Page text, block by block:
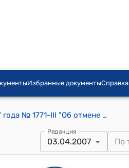
Избранные документыСправка
Постановление Жогорку Кенеша КР от 3 апреля 2007 года № 1771-III "Об отмене совместного приказа министра труда и социального развития Кыргызской Республики и министра финансов Кыргызской Республики об утверждении нормативов доходов от земельных наделов и приусадебных участков по итогам сельскохозяйственной деятельности за 2005 год с учетом индексации цен для определения совокупного дохода семьи (граждан) при назначении единого ежемесячного пособия малообеспеченным семьям и гражданам, зарегистрированного Министерством юстиции Кыргызской Республики за № 20-07 от 28 февраля 2007 года"
Редакция
03.04.2007